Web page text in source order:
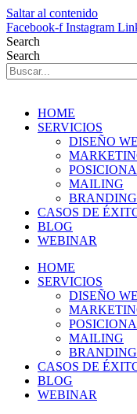
Saltar al contenido
Facebook-f Instagram
Search
Search
HOME
SERVICIOS
DISEÑO
MAILING
BRANDING
CASOS DE
BLOG
WEBINAR
HOME
SERVICIOS
DISEÑO
MAILING
BRANDING
CASOS DE
BLOG
WEBINAR